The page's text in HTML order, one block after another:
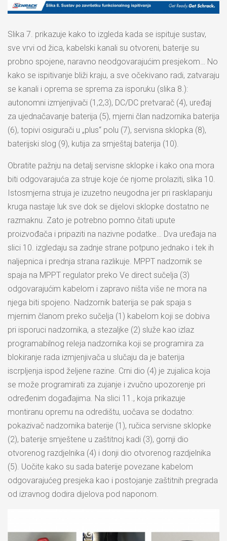
Slika 7. prikazuje kako to izgleda kada se ispituje sustav,
sve vrvi od žica, kabelski kanali su otvoreni, baterije su
probno spojene, naravno neodgovarajućim presjekom… No
kako se ispitivanje bliži kraju, a sve očekivano radi, zatvaraju
se kanali i oprema se sprema za isporuku (slika 8.):
autonomni izmjenjivači (1,2,3), DC/DC pretvarač (4), uređaj
za ujednačavanje baterija (5), mjerni član nadzornika baterija
(6), topivi osigurači u „plus“ polu (7), servisna sklopka (8),
baterijski slog (9), kutija za smještaj baterija (10).
Obratite pažnju na detalj servisne sklopke i kako ona mora
biti odgovarajuća za struje koje će njome prolaziti, slika 10.
Istosmjerna struja je izuzetno neugodna jer pri rasklapanju
kruga nastaje luk sve dok se dijelovi sklopke dostatno ne
razmaknu. Zato je potrebno pomno čitati upute
proizvođača i pripaziti na nazivne podatke… Dva uređaja na
slici 10. izgledaju sa zadnje strane potpuno jednako i tek ih
naljepnica i prednja strana razlikuje. MPPT nadzornik se
spaja na MPPT regulator preko Ve direct sučelja (3)
odgovarajućim kabelom i zapravo ništa više ne mora na
njega biti spojeno. Nadzornik baterija se pak spaja s
mjernim članom preko sučelja (1) kabelom koji se dobiva
pri isporuci nadzornika, a stezaljke (2) služe kao izlaz
programabilnog releja nadzornika koji se programira za
blokiranje rada izmjenjivača u slučaju da je baterija
iscrpljenja ispod željene razine. Crni dio (4) je zujalica koja
se može programirati za zujanje i zvučno upozorenje pri
određenim događajima. Na slici 11., koja prikazuje
montiranu opremu na odredištu, uočava se dodatno:
pokazivač nadzornika baterije (1), ručica servisne sklopke
(2), baterije smještene u zaštitnoj kadi (3), gornji dio
otvorenog razdjelnika (4) i donji dio otvorenog razdjelnika
(5). Uočite kako su sada baterije povezane kabelom
odgovarajućeg presjeka kao i postojanje zaštitnih pregrada
od izravnog dodira dijelova pod naponom.